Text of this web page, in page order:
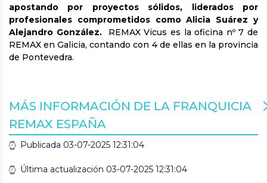
apostando por proyectos sólidos, liderados por
profesionales comprometidos como Alicia Suárez y
Alejandro González.REMAX Vicus es la oficina nº 7 de
REMAX en Galicia, contando con 4 de ellas en la provincia
de Pontevedra.
MÁS INFORMACIÓN DE LA FRANQUICIA
REMAX ESPAÑA
Publicada 03-07-2025 12:31:04
Última actualización 03-07-2025 12:31:04